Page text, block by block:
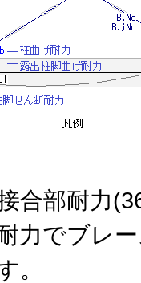
合部耐力
力でブレ